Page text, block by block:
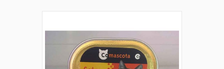
REFRESCOS
CARNICERÍA Y CHARCUTERÍA